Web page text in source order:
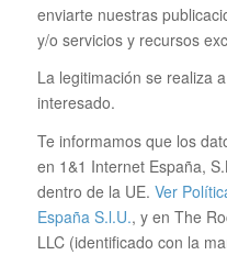
enviarte nuestras
y/o servicios y recursos
La legitimación se realiza
interesado.
Te informamos que los
en 1&1 Internet España,
dentro de la UE. Ver
España S.l.U., y en The
LLC (identificado con la